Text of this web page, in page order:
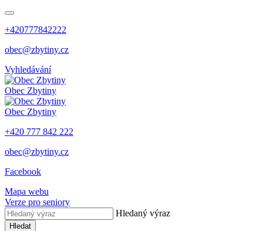
+420777842222
obec@zbytiny.cz
Vyhledávání
Obec Zbytiny
Obec Zbytiny
+420 777 842 222
obec@zbytiny.cz
Facebook
Mapa webu
Verze pro seniory
Hledaný výraz
Hledat